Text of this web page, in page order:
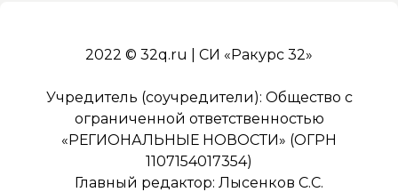
2022 © 32q.ru | СИ «Ракурс 32»
Учредитель (соучредители): Общество с
ограниченной ответственностью
«РЕГИОНАЛЬНЫЕ НОВОСТИ» (ОГРН
1107154017354)
Главный редактор: Лысенков С.С.